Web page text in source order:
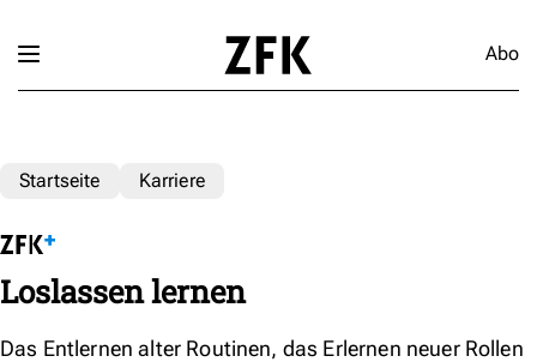
Abo
Startseite Karriere
Loslassen lernen
Das Entlernen alter Routinen, das Erlernen neuer Rollen